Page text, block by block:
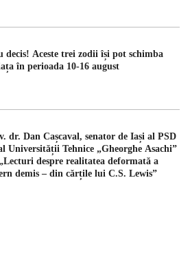
decis! Aceste trei zodii își pot schimba
în perioada 10-16 august
dr. Dan Cașcaval, senator de Iași al PSD
Universității Tehnice „Gheorghe Asachi”
despre realitatea deformată a
demis – din cărțile lui C.S. Lewis”